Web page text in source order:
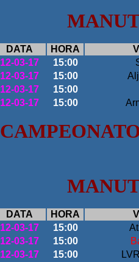
DATA HORA
12-03-17
15:00
12-03-17
15:00
12-03-17
15:00
12-03-17
15:00
DATA HORA
12-03-17
15:00
12-03-17
15:00
12-03-17
15:00